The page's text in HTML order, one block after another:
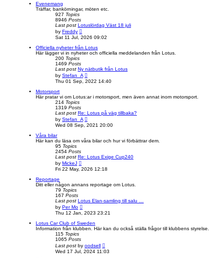
p
s
t
t
h
l
a
t
e
t
p
t
Evenemang
Träffar, bankörningar, möten etc.
927 Topics
8946 Posts
Last post Lotuslördag Väst 18 juli
by Freddy
i
e
w
t
l
a
t
e
p
t
Sat 11 Jul, 2026 09:02
Officiella nyheter från Lotus
Här lägger vi in nyheter och officiella meddelanden från Lotus.
200 Topics
1469 Posts
Last post Ny nätbutik från Lotus
by Stefan_A
i
e
t
l
a
t
e
p
s
t
Thu 01 Sep, 2022 14:40
Motorsport
Här pratar vi om Lotus:ar i motorsport, men även annat inom motorsport.
214 Topics
1319 Posts
Last post Re: Lotus på väg tillbaka?
by Stefan_A
i
e
t
l
a
e
p
t
Wed 08 Sep, 2021 20:00
Våra bilar
Här kan du läsa om våra bilar och hur vi förbättrar dem.
95 Topics
2454 Posts
Last post Re: Lotus Exige Cup240
by MickeJ
i
e
t
l
a
t
e
t
p
t
Fri 22 May, 2026 12:18
Reportage
Ditt eller någon annans reportage om Lotus.
79 Topics
167 Posts
Last post Lotus Elan-samling till salu …
by Per Mo
i
e
w
t
a
Thu 12 Jan, 2023 23:21
Lotus Car Club of Sweden
Information från klubben. Här kan du också ställa frågor till klubbens styrelse.
115 Topics
1065 Posts
Last post by oodsell
i
e
Wed 17 Jul, 2024 11:03